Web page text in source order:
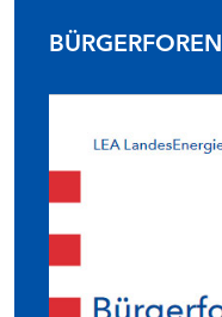
BÜRGERFOREN